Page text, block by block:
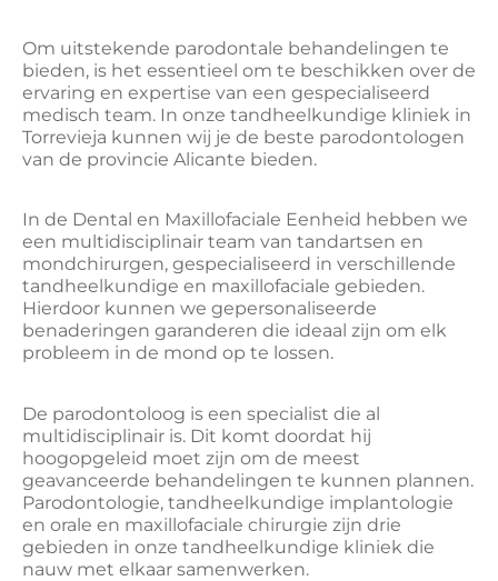
Om uitstekende parodontale behandelingen te
bieden, is het essentieel om te beschikken over de
ervaring en expertise van een gespecialiseerd
medisch team. In onze tandheelkundige kliniek in
Torrevieja kunnen wij je de beste parodontologen
van de provincie Alicante bieden.
In de Dental en Maxillofaciale Eenheid hebben we
een multidisciplinair team van tandartsen en
mondchirurgen, gespecialiseerd in verschillende
tandheelkundige en maxillofaciale gebieden.
Hierdoor kunnen we gepersonaliseerde
benaderingen garanderen die ideaal zijn om elk
probleem in de mond op te lossen.
De parodontoloog is een specialist die al
multidisciplinair is. Dit komt doordat hij
hoogopgeleid moet zijn om de meest
geavanceerde behandelingen te kunnen plannen.
Parodontologie, tandheelkundige implantologie
en orale en maxillofaciale chirurgie zijn drie
gebieden in onze tandheelkundige kliniek die
nauw met elkaar samenwerken.